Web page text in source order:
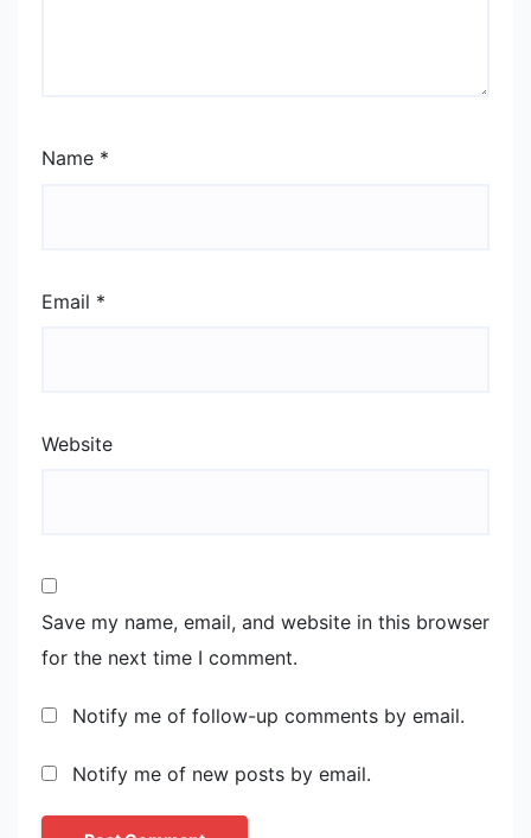
Name *
Email *
Website
Save my name, email, and website in this browser
for the next time I comment.
Notify me of follow-up comments by email.
Notify me of new posts by email.